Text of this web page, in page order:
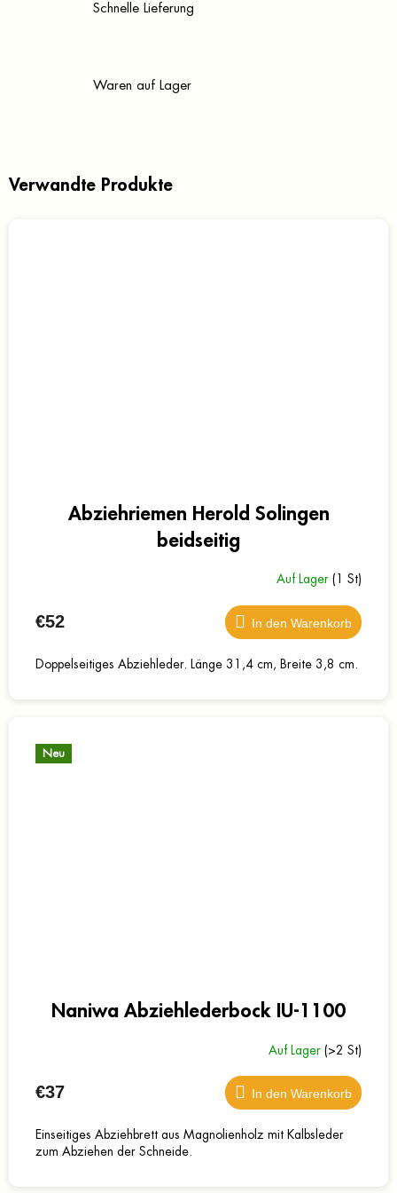
Schnelle Lieferung
Waren auf Lager
Verwandte Produkte
Abziehriemen Herold Solingen
beidseitig
Auf Lager (1 St)
€52 In den Warenkorb
Doppelseitiges Abziehleder. Länge 31,4 cm, Breite 3,8 cm.
Neu
Naniwa Abziehlederbock IU-1100
Auf Lager (>2 St)
€37 In den Warenkorb
Einseitiges Abziehbrett aus Magnolienholz mit Kalbsleder
zum Abziehen der Schneide.